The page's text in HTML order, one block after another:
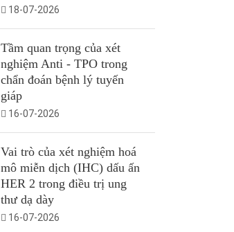
18-07-2026
Tầm quan trọng của xét
nghiệm Anti - TPO trong
chẩn đoán bệnh lý tuyến
giáp
16-07-2026
Vai trò của xét nghiệm hoá
mô miễn dịch (IHC) dấu ấn
HER 2 trong điều trị ung
thư dạ dày
16-07-2026